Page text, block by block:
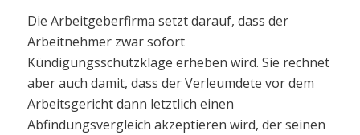
Die Arbeitgeberfirma setzt darauf, dass der
Arbeitnehmer zwar sofort
Kündigungsschutzklage erheben wird. Sie rechnet
aber auch damit, dass der Verleumdete vor dem
Arbeitsgericht dann letztlich einen
Abfindungsvergleich akzeptieren wird, der seinen